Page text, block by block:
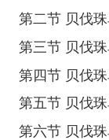
第二节 贝伐
第三节 贝伐
第四节 贝伐
第五节 贝伐
第六节 贝伐